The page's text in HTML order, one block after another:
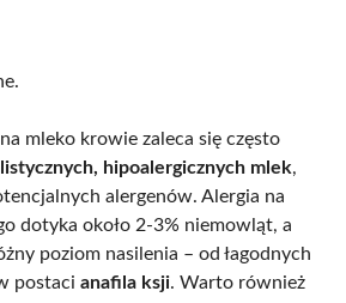
mleko krowie zaleca się często
hipoalergicznych mlek,
alergenów. Alergia na
dotyka około 2-3% niemowląt, a
poziom nasilenia – od łagodnych
postaci anafila ksji. Warto również